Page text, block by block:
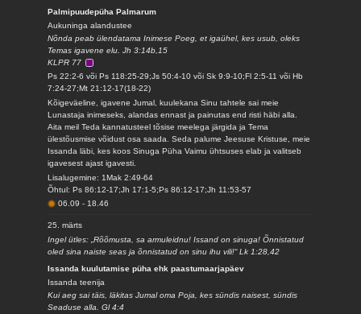
Palmipuudepüha Palmarum
Aukuninga alandustee
Nõnda peab ülendatama Inimese Poeg, et igaühel, kes usub, oleks
Temas igavene elu. Jh 3:14b,15
KLPR 77
Ps 22:2-6 või Ps 118:25-29;Js 50:4-10 või Sk 9:9-10;Fl 2:5-11 või Hb
7:24-27;Mt 21:12-17(18-22)
Kõigeväeline, igavene Jumal, kuulekana Sinu tahtele sai meie
Lunastaja inimeseks, alandas ennast ja painutas end risti häbi alla.
Aita meil Teda kannatusteel tõsise meelega järgida ja Tema
ülestõusmise võidust osa saada. Seda palume Jeesuse Kristuse, meie
Issanda läbi, kes koos Sinuga Püha Vaimu ühtsuses elab ja valitseb
igavesest ajast igavesti.
Lisalugemine: 1Mak 2:49-64
Õhtul: Ps 86:12-17;Jh 17:1-5;Ps 86:12-17;Jh 11:53-57
06.09- 18.46
25. märts
Ingel ütles: „Rõõmusta, sa armuleidnu! Issand on sinuga! Õnnistatud
oled sina naiste seas ja õnnistatud on sinu ihu vili!“ Lk 1:28,42
Issanda kuulutamise püha ehk paastumaarjapäev
Issanda teenija
Kui aeg sai täis, läkitas Jumal oma Poja, kes sündis naisest, sündis
Seaduse alla. Gl 4:4